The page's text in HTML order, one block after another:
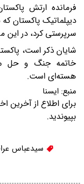
فرمانده ارتش
دیپلماتیک پاکستان
سرپرستی کرد،‌ در این
شایان ذکر است،
خاتمه جنگ و حل
هسته‌ای است.
منبع: ايسنا
برای اطلاع از آخرین
بپیوندید.
سیدعباس